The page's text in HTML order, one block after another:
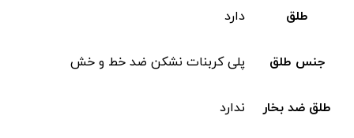
طلق دارد
جنس طلق پلی کربنات نشکن ضد خط و خش
طلق ضد بخار ندارد